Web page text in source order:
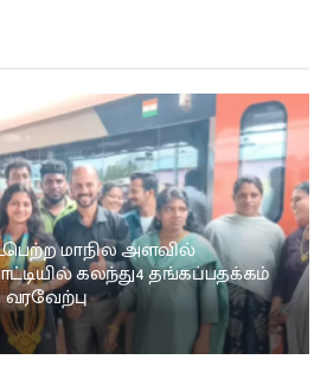
மாநில அளவில்
கலந்து4 தங்கப்பதக்கம்